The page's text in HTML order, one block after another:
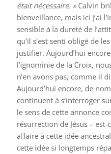
était nécessaire. »Calvin
bienveillance, mais ici j’ai
sensible à la dureté de
qu’il s’est senti obligé de
justifier. Aujourd’hui
l’ignominie de la Croix,
n’en avons pas, comme il
Aujourd’hui encore, de
continuent à s’interroger
le sens de cette annonce
résurrection de Jésus –
affaire à cette idée
cette idée si longtemps